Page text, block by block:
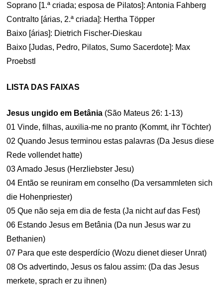
Soprano [1.ª criada; esposa de Pilatos]: Antonia Fahberg
Contralto [árias, 2.ª criada]: Hertha Töpper
Baixo [árias]: Dietrich Fischer-Dieskau
Baixo [Judas, Pedro, Pilatos, Sumo Sacerdote]: Max
Proebstl
LISTA DAS FAIXAS
Jesus ungido em Betânia (São Mateus 26: 1-13)
01 Vinde, filhas, auxilia-me no pranto (Kommt, ihr Töchter)
02 Quando Jesus terminou estas palavras (Da Jesus diese
Rede vollendet hatte)
03 Amado Jesus (Herzliebster Jesu)
04 Então se reuniram em conselho (Da versammleten sich
die Hohenpriester)
05 Que não seja em dia de festa (Ja nicht auf das Fest)
06 Estando Jesus em Betânia (Da nun Jesus war zu
Bethanien)
07 Para que este desperdício (Wozu dienet dieser Unrat)
08 Os advertindo, Jesus os falou assim: (Da das Jesus
merkete, sprach er zu ihnen)